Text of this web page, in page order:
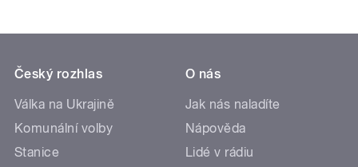
Český rozhlas
Válka na Ukrajině
Komunální volby
Stanice
O nás
Jak nás naladíte
Nápověda
Lidé v rádiu